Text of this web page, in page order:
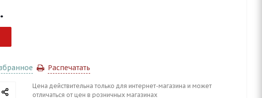
Распечатать
Цена действительна только для интернет-магазина и может
отличаться от цен в розничных магазинах